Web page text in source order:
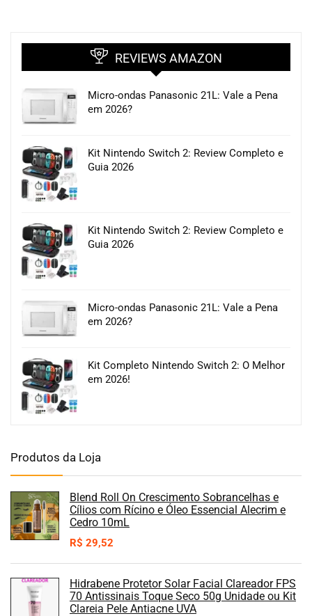
REVIEWS AMAZON
Micro-ondas Panasonic 21L: Vale a Pena
em 2026?
Kit Nintendo Switch 2: Review Completo e
Guia 2026
Kit Nintendo Switch 2: Review Completo e
Guia 2026
Micro-ondas Panasonic 21L: Vale a Pena
em 2026?
Kit Completo Nintendo Switch 2: O Melhor
em 2026!
Produtos da Loja
Blend Roll On Crescimento Sobrancelhas e
Cílios com Rícino e Óleo Essencial Alecrim e
Cedro 10mL
R$ 29,52
Hidrabene Protetor Solar Facial Clareador FPS
70 Antissinais Toque Seco 50g Unidade ou Kit
Clareia Pele Antiacne UVA